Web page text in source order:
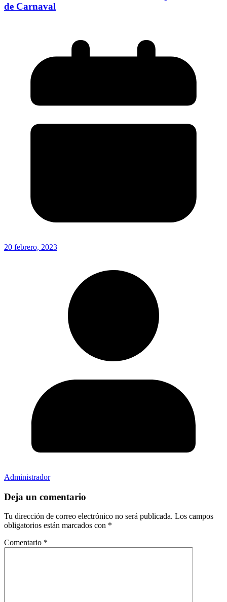
de Carnaval
20 febrero, 2023
Administrador
Deja un comentario
Tu dirección de correo electrónico no será publicada. Los campos
obligatorios están marcados con *
Comentario *